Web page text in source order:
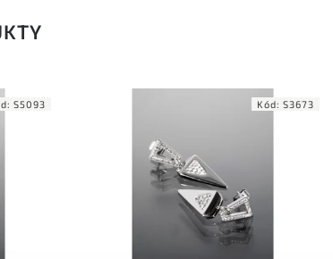
S5093 Kód: S3673